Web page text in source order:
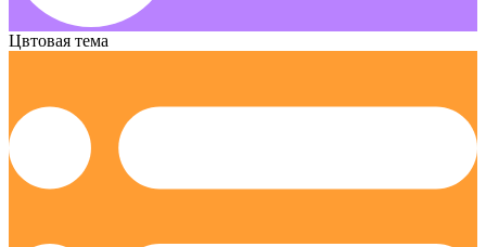
Цвтовая тема